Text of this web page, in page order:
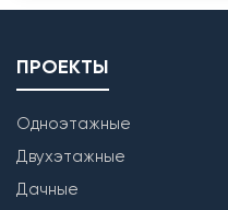
ПРОЕКТЫ
Одноэтажные
Двухэтажные
Дачные